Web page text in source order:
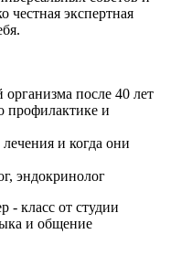
честная экспертная
после 40 лет
профилактике и
и когда они
эндокринолог
- класс от студии
и общение